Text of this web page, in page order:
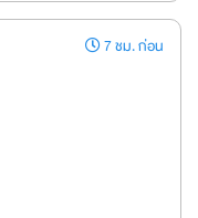
7 ชม. ก่อน